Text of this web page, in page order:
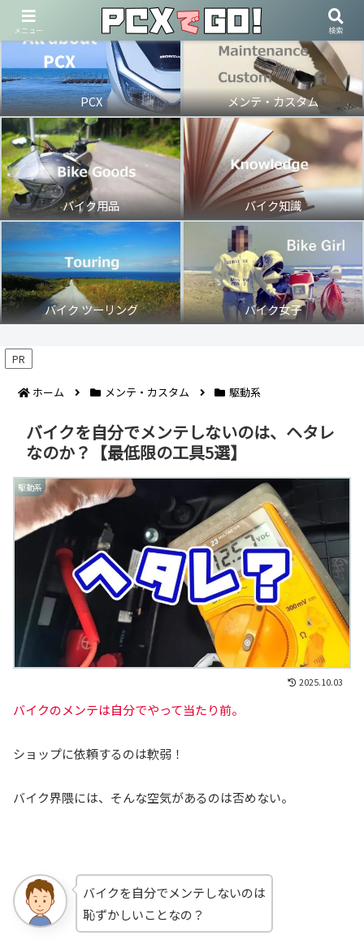
PCX メンテ・カスタム
バイク用品 バイク知識
バイク ツーリング バイク女子
PR
ホーム メンテ・カスタム 駆動系
バイクを自分でメンテしないのは、ヘタレ
なのか？【最低限の工具5選】
駆動系
2025.10.03
バイクのメンテは自分でやって当たり前。
ショップに依頼するのは軟弱！
バイク界隈には、そんな空気があるのは否めない。
バイクを自分でメンテしないのは
恥ずかしいことなの？
メニュー 検索